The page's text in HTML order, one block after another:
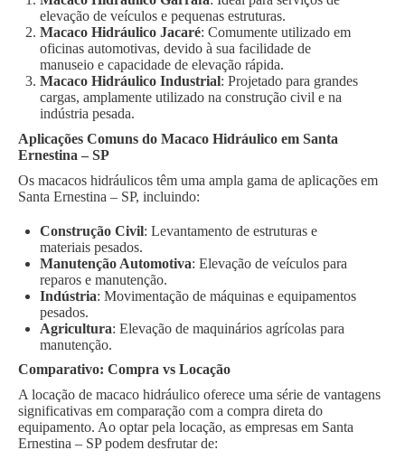
elevação de veículos e pequenas estruturas.
Macaco Hidráulico Jacaré: Comumente utilizado em
oficinas automotivas, devido à sua facilidade de
manuseio e capacidade de elevação rápida.
Macaco Hidráulico Industrial: Projetado para grandes
cargas, amplamente utilizado na construção civil e na
indústria pesada.
Aplicações Comuns do Macaco Hidráulico em Santa
Ernestina – SP
Os macacos hidráulicos têm uma ampla gama de aplicações em
Santa Ernestina – SP, incluindo:
Construção Civil: Levantamento de estruturas e
materiais pesados.
Manutenção Automotiva: Elevação de veículos para
reparos e manutenção.
Indústria: Movimentação de máquinas e equipamentos
pesados.
Agricultura: Elevação de maquinários agrícolas para
manutenção.
Comparativo: Compra vs Locação
A locação de macaco hidráulico oferece uma série de vantagens
significativas em comparação com a compra direta do
equipamento. Ao optar pela locação, as empresas em Santa
Ernestina – SP podem desfrutar de: